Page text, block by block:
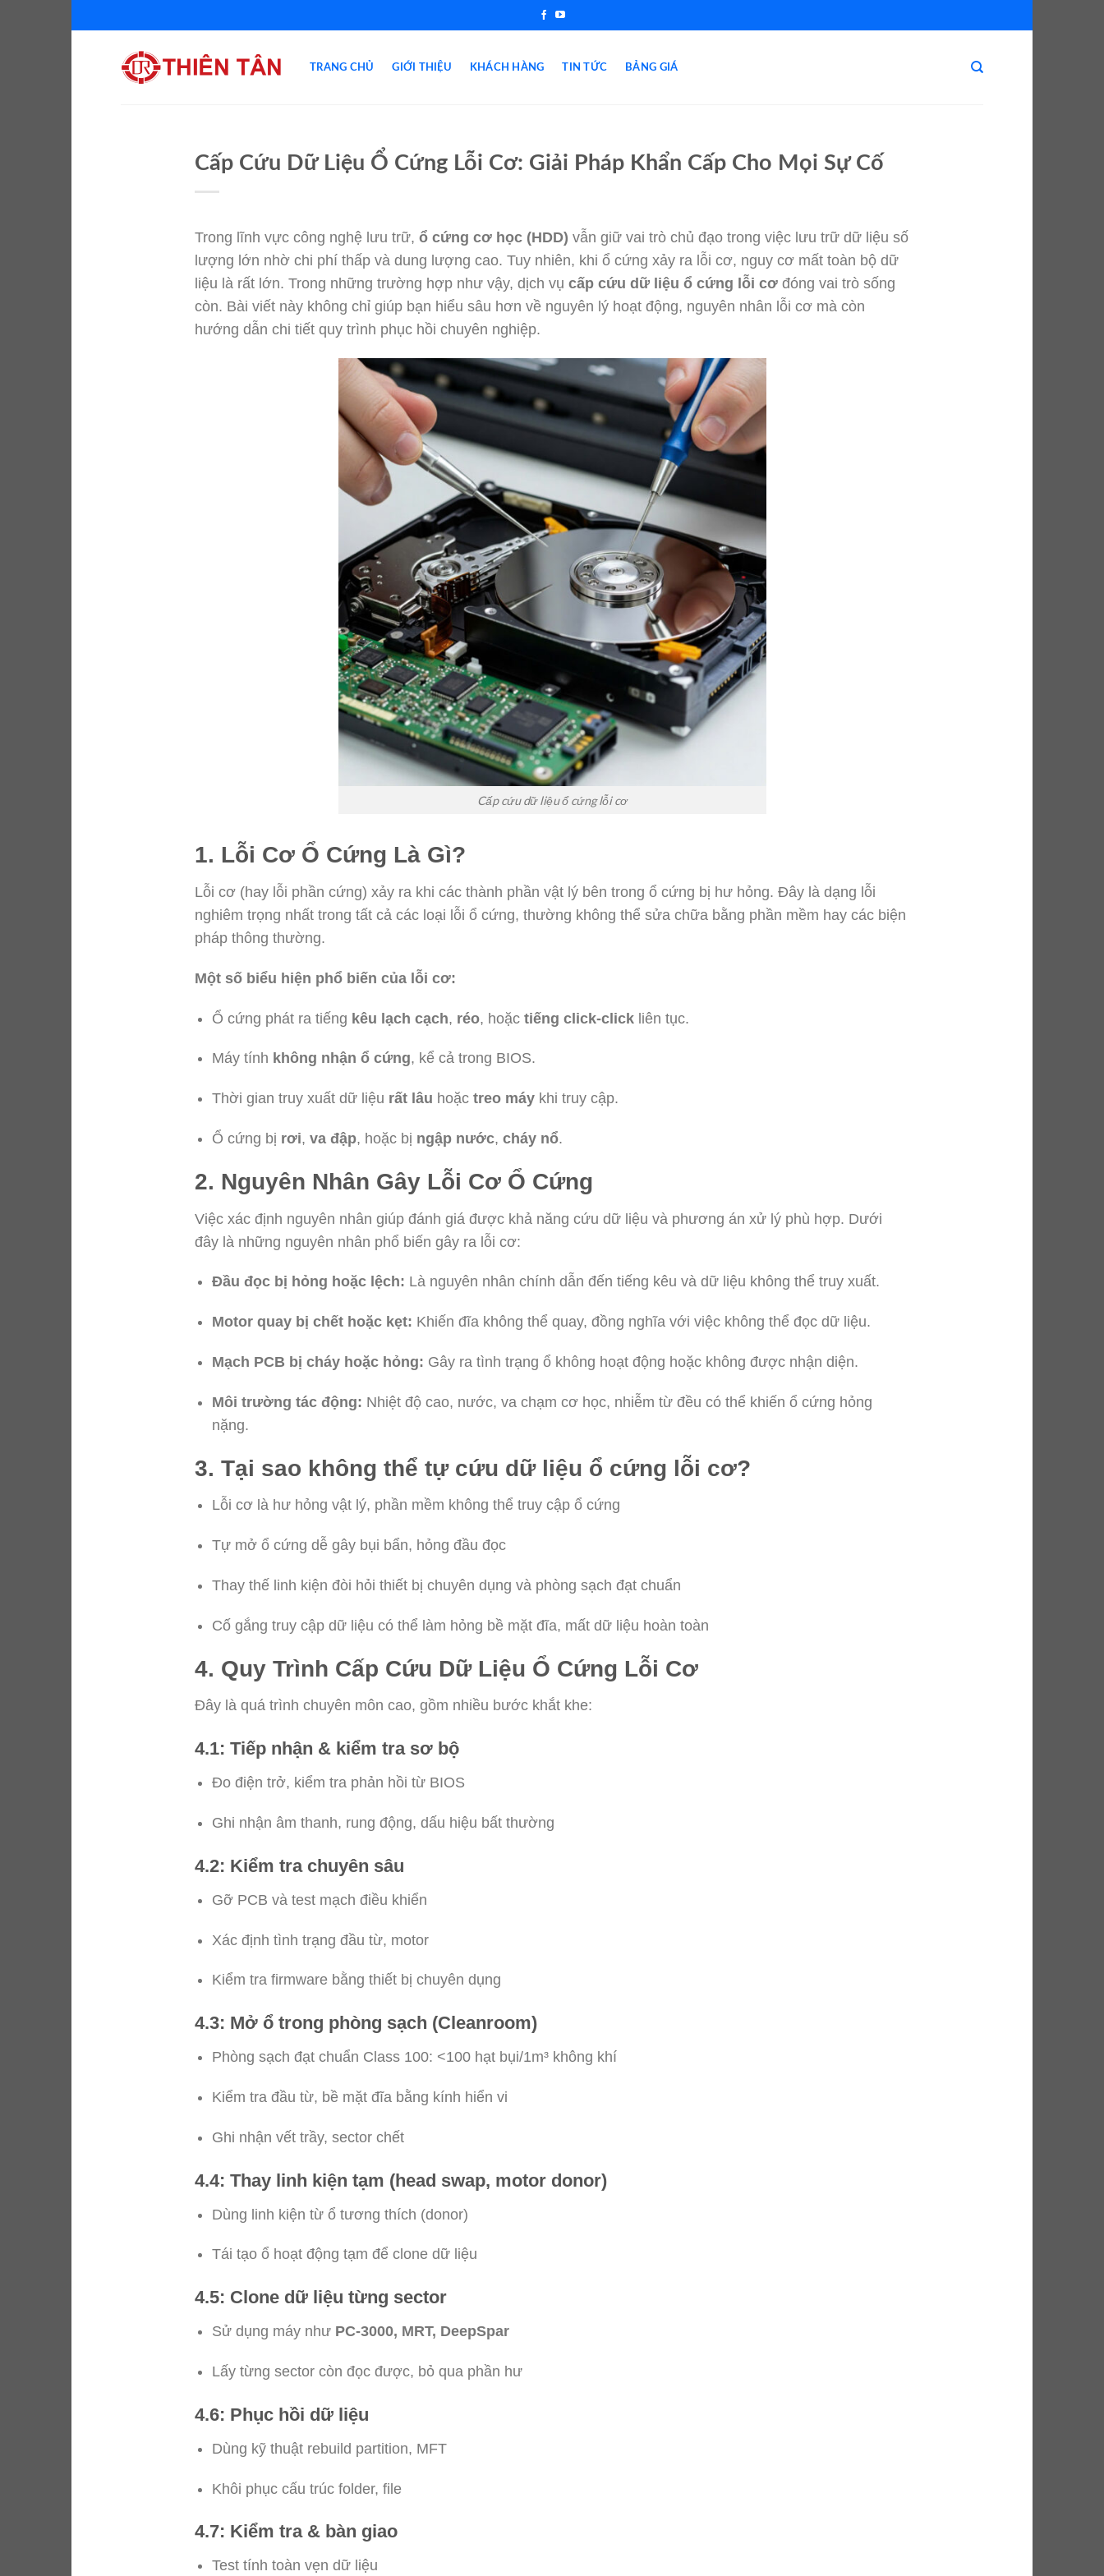
đến
TRANG CHỦ GIỚI THIỆU KHÁCH HÀNG TIN TỨC BẢNG GIÁ
Cấp Cứu Dữ Liệu Ổ Cứng Lỗi Cơ: Giải Pháp Khẩn Cấp Cho Mọi Sự Cố
Trong lĩnh vực công nghệ lưu trữ, ổ cứng cơ học (HDD) vẫn giữ vai trò chủ đạo trong việc lưu trữ dữ liệu số
lượng lớn nhờ chi phí thấp và dung lượng cao. Tuy nhiên, khi ổ cứng xảy ra lỗi cơ, nguy cơ mất toàn bộ dữ
liệu là rất lớn. Trong những trường hợp như vậy, dịch vụ cấp cứu dữ liệu ổ cứng lỗi cơ đóng vai trò sống
còn. Bài viết này không chỉ giúp bạn hiểu sâu hơn về nguyên lý hoạt động, nguyên nhân lỗi cơ mà còn
hướng dẫn chi tiết quy trình phục hồi chuyên nghiệp.
Cấp cứu dữ liệu ổ cứng lỗi cơ
1. Lỗi Cơ Ổ Cứng Là Gì?
Lỗi cơ (hay lỗi phần cứng) xảy ra khi các thành phần vật lý bên trong ổ cứng bị hư hỏng. Đây là dạng lỗi
nghiêm trọng nhất trong tất cả các loại lỗi ổ cứng, thường không thể sửa chữa bằng phần mềm hay các biện
pháp thông thường.
Một số biểu hiện phổ biến của lỗi cơ:
Ổ cứng phát ra tiếng kêu lạch cạch, réo, hoặc tiếng click-clickliên tục.
Máy tính không nhận ổ cứng, kể cả trong BIOS.
Thời gian truy xuất dữ liệu rất lâu hoặc treo máykhi truy cập.
Ổ cứng bị rơi, va đập, hoặc bị ngập nước, cháy nổ.
2. Nguyên Nhân Gây Lỗi Cơ Ổ Cứng
Việc xác định nguyên nhân giúp đánh giá được khả năng cứu dữ liệu và phương án xử lý phù hợp. Dưới
đây là những nguyên nhân phổ biến gây ra lỗi cơ:
Đầu đọc bị hỏng hoặc lệch: Là nguyên nhân chính dẫn đến tiếng kêu và dữ liệu không thể truy xuất.
Motor quay bị chết hoặc kẹt: Khiến đĩa không thể quay, đồng nghĩa với việc không thể đọc dữ liệu.
Mạch PCB bị cháy hoặc hỏng: Gây ra tình trạng ổ không hoạt động hoặc không được nhận diện.
Môi trường tác động: Nhiệt độ cao, nước, va chạm cơ học, nhiễm từ đều có thể khiến ổ cứng hỏng
nặng.
3. Tại sao không thể tự cứu dữ liệu ổ cứng lỗi cơ?
Lỗi cơ là hư hỏng vật lý, phần mềm không thể truy cập ổ cứng
Tự mở ổ cứng dễ gây bụi bẩn, hỏng đầu đọc
Thay thế linh kiện đòi hỏi thiết bị chuyên dụng và phòng sạch đạt chuẩn
Cố gắng truy cập dữ liệu có thể làm hỏng bề mặt đĩa, mất dữ liệu hoàn toàn
4. Quy Trình Cấp Cứu Dữ Liệu Ổ Cứng Lỗi Cơ
Đây là quá trình chuyên môn cao, gồm nhiều bước khắt khe:
4.1: Tiếp nhận & kiểm tra sơ bộ
Đo điện trở, kiểm tra phản hồi từ BIOS
Ghi nhận âm thanh, rung động, dấu hiệu bất thường
4.2: Kiểm tra chuyên sâu
Gỡ PCB và test mạch điều khiển
Xác định tình trạng đầu từ, motor
Kiểm tra firmware bằng thiết bị chuyên dụng
4.3: Mở ổ trong phòng sạch (Cleanroom)
Phòng sạch đạt chuẩn Class 100: <100 hạt bụi/1m³ không khí
Kiểm tra đầu từ, bề mặt đĩa bằng kính hiển vi
Ghi nhận vết trầy, sector chết
4.4: Thay linh kiện tạm (head swap, motor donor)
Dùng linh kiện từ ổ tương thích (donor)
Tái tạo ổ hoạt động tạm để clone dữ liệu
4.5: Clone dữ liệu từng sector
Sử dụng máy như PC-3000, MRT, DeepSpar
Lấy từng sector còn đọc được, bỏ qua phần hư
4.6: Phục hồi dữ liệu
Dùng kỹ thuật rebuild partition, MFT
Khôi phục cấu trúc folder, file
4.7: Kiểm tra & bàn giao
Test tính toàn vẹn dữ liệu